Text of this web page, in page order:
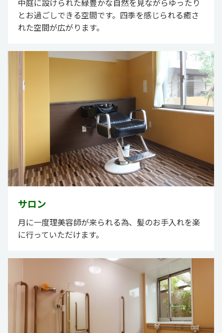
中庭に設けられた緑豊かな自然を見ながらゆったり
とお過ごしできる空間です。四季を感じられる癒さ
れた空間が広がります。
サロン
月に一度理美容師が来られる為、髪のお手入れを楽
に行っていただけます。